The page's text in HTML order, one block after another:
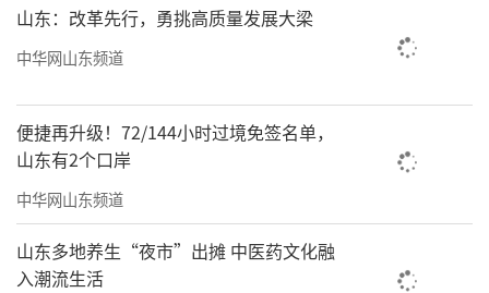
山东：改革先行，勇挑高质量发展大梁
中华网山东频道
便捷再升级！72/144小时过境免签名单，
山东有2个口岸
中华网山东频道
山东多地养生“夜市”出摊 中医药文化融
入潮流生活